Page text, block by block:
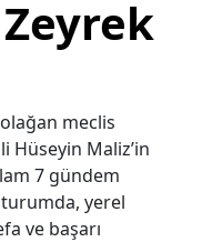
meclis
Hüseyin Maliz’in
7 gündem
yerel
ve başarı